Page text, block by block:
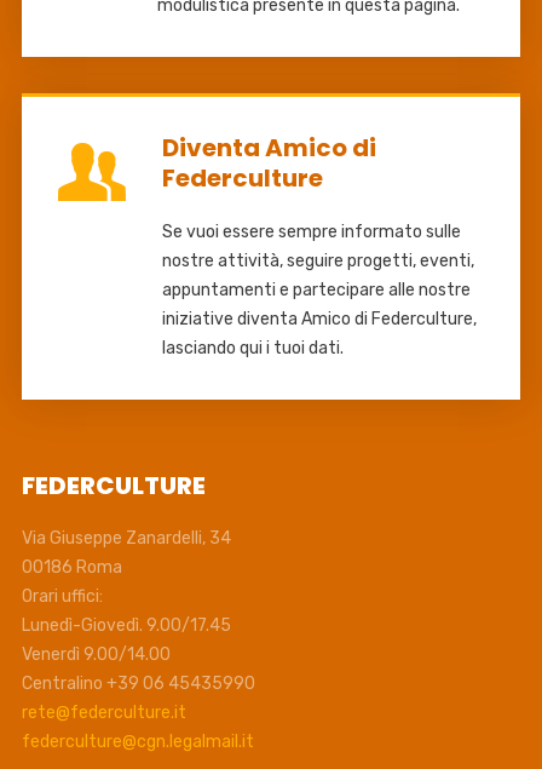
modulistica presente in questa pagina.
Diventa Amico di
Federculture
Se vuoi essere sempre informato sulle
nostre attività, seguire progetti, eventi,
appuntamenti e partecipare alle nostre
iniziative diventa Amico di Federculture,
lasciando qui i tuoi dati.
FEDERCULTURE
Via Giuseppe Zanardelli, 34
00186 Roma
Orari uffici:
Lunedì-Giovedì. 9.00/17.45
Venerdì 9.00/14.00
Centralino +39 06 45435990
rete@federculture.it
federculture@cgn.legalmail.it